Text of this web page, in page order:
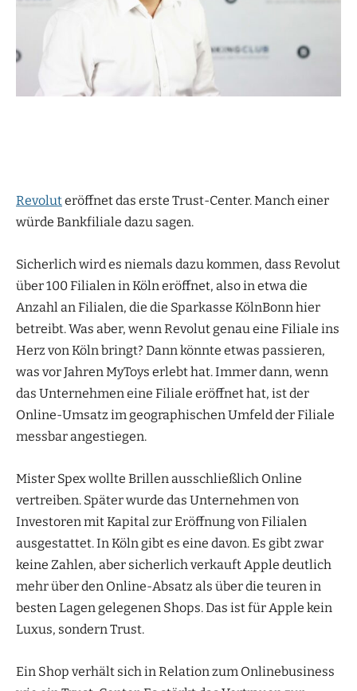
Revoluteröffnet das erste Trust-Center. Manch einer
würde Bankfiliale dazu sagen.
Sicherlich wird es niemals dazu kommen, dass Revolut
über 100 Filialen in Köln eröffnet, also in etwa die
Anzahl an Filialen, die die Sparkasse KölnBonn hier
betreibt. Was aber, wenn Revolut genau eine Filiale ins
Herz von Köln bringt? Dann könnte etwas passieren,
was vor Jahren MyToys erlebt hat. Immer dann, wenn
das Unternehmen eine Filiale eröffnet hat, ist der
Online-Umsatz im geographischen Umfeld der Filiale
messbar angestiegen.
Mister Spex wollte Brillen ausschließlich Online
vertreiben. Später wurde das Unternehmen von
Investoren mit Kapital zur Eröffnung von Filialen
ausgestattet. In Köln gibt es eine davon. Es gibt zwar
keine Zahlen, aber sicherlich verkauft Apple deutlich
mehr über den Online-Absatz als über die teuren in
besten Lagen gelegenen Shops. Das ist für Apple kein
Luxus, sondern Trust.
Ein Shop verhält sich in Relation zum Onlinebusiness